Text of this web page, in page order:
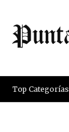
Top Categorías